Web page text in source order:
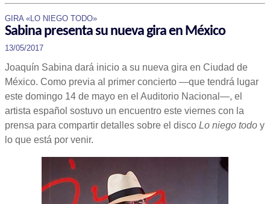
GIRA «LO NIEGO TODO»
Sabina presenta su nueva gira en México
13/05/2017
Joaquín Sabina dará inicio a su nueva gira en Ciudad de
México. Como previa al primer concierto —que tendrá lugar
este domingo 14 de mayo en el Auditorio Nacional—, el
artista español sostuvo un encuentro este viernes con la
prensa para compartir detalles sobre el disco Lo niego todo y
lo que está por venir.